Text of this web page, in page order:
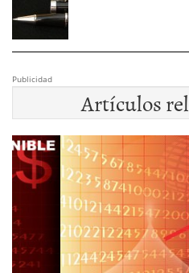
Publicidad
Artículos